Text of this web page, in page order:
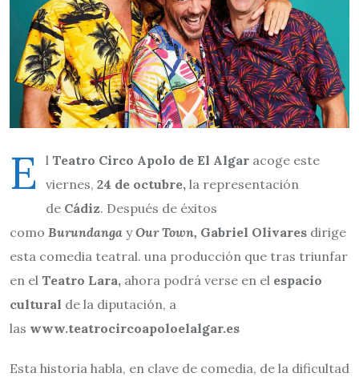
E l Teatro Circo Apolo de El Algar acoge este
viernes, 24 de octubre, la representación
de Cádiz. Después de éxitos
como Burundanga yOur Town, Gabriel Olivares dirige
esta comedia teatral. una producción que tras triunfar
en el Teatro Lara, ahora podrá verse en el espacio
cultural de la diputación, a
las www.teatrocircoapoloelalgar.es
Esta historia habla, en clave de comedia, de la dificultad